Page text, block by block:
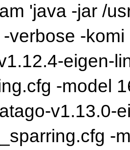
'java -jar /
verbose -
eigen-
-model
v1.13.0-
-